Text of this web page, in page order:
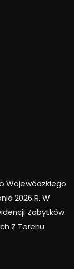
Wojewódzkiego
2026 R. W
Zabytków
Z Terenu